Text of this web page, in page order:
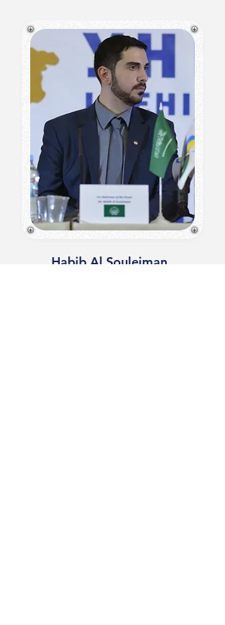
Habib Al Souleiman